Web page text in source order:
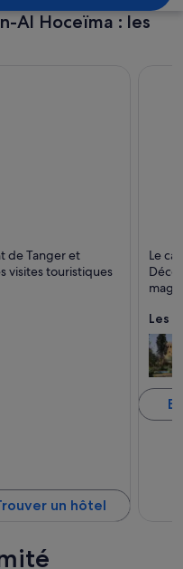
Al Hoceïma : les
de Tanger et
visites touristiques
un hôtel
Le
Les